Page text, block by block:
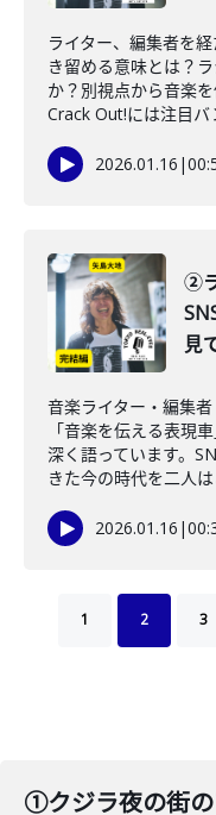
ライター、編集者を
き留める意味とは？
か？別視点から音楽
Crack Out!には注目バ
2026.01.16 |
②
見
音楽ライター・編集
「音楽を伝える表現
深く語っています。
きた今の時代を二人
2026.01.16 |
1 2 3